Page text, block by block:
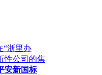
“浙里办
性公司的焦
安新国标